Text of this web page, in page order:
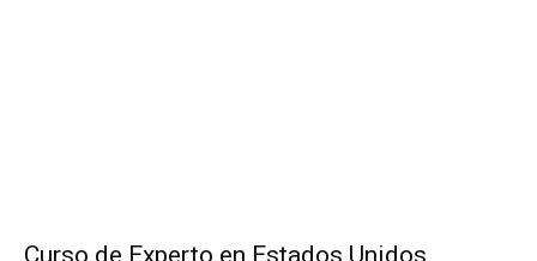
Curso de Experto en Estados Unidos